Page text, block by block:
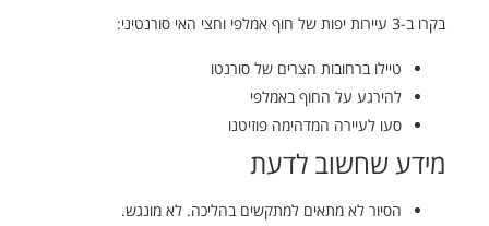
בקרו ב-3 עיירות יפות של חוף אמלפי וחצי האי סורנטיני:
טיילו ברחובות הצרים של סורנטו
להירגע על החוף באמלפי
סעו לעיירה המדהימה פוזיטנו
מידע שחשוב לדעת
הסיור לא מתאים למתקשים בהליכה. לא מונגש.